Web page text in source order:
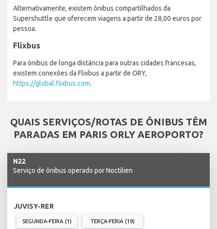
Alternativamente, existem ônibus compartilhados da
Supershuttle que oferecem viagens a partir de 28,00 euros por
pessoa.
Flixbus
Para ônibus de longa distância para outras cidades francesas,
existem conexões da Flixbus a partir de ORY,
https://global.flixbus.com.
QUAIS SERVIÇOS/ROTAS DE ÔNIBUS TÊM
PARADAS EM PARIS ORLY AEROPORTO?
N22
Serviço de ônibus operado por Noctilien
JUVISY-RER
SEGUNDA-FEIRA (1) TERÇA-FERIA (19)